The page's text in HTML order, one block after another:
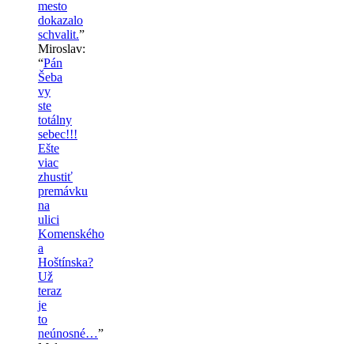
mesto
dokazalo
schvalit.”
Miroslav:
“Pán
Šeba
vy
ste
totálny
sebec!!!
Ešte
viac
zhustiť
premávku
na
ulici
Komenského
a
Hoštínska?
Už
teraz
je
to
neúnosné…”